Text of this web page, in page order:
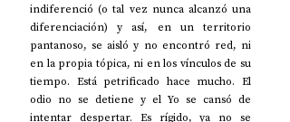
indiferenció (o tal vez nunca alcanzó una
diferenciación) y así, en un territorio
pantanoso, se aisló y no encontró red, ni
en la propia tópica, ni en los vínculos de su
tiempo. Está petrificado hace mucho. El
odio no se detiene y el Yo se cansó de
intentar despertar. Es rígido, ya no se